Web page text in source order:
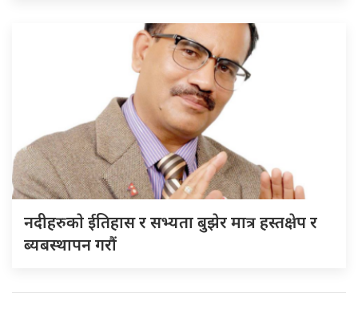
नदीहरुकाे ईतिहास र सभ्यता बुझेर मात्र हस्तक्षेप र
ब्यबस्थापन गराैं